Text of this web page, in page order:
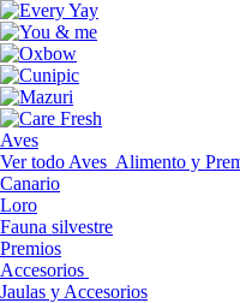
Aves
Ver todo Aves Alimento y
Canario
Loro
Fauna silvestre
Premios
Accesorios
Jaulas y Accesorios